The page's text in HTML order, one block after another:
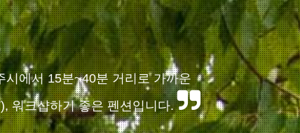
에서 15분~40분 거리로 가까운
워크샵하기 좋은 펜션입니다.